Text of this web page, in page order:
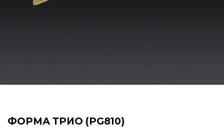
ФОРМА ТРИО (PG810)